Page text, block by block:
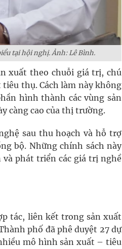
tại hội nghị. Ảnh: Lê Bình.
xuất theo chuỗi giá trị, chú
thụ. Cách làm này không
hình thành các vùng sản
càng cao của thị trường.
sau thu hoạch và hỗ trợ
bộ. Những chính sách này
và phát triển các giá trị nghề
tác, liên kết trong sản xuất
phố đã phê duyệt 27 dự
mô hình sản xuất – tiêu